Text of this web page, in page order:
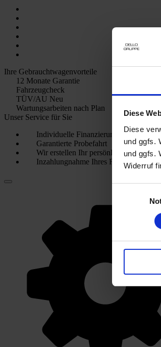
Diese
Diese
und ggfs.
und ggfs.
Widerruf
Ihre Gebrauchtwagenvorteile
12 Monate Garantie
Fahrzeugcheck
TÜV/AU Neu
Wartungsarbeiten nach Plan
Unser Service für Sie
Individuelle Finanzierungs- und
Garantierte Probefahrt
Wir erstellen Ihr persönliches Kfz-
Inzahlungnahme Ihres Fahrzeugs